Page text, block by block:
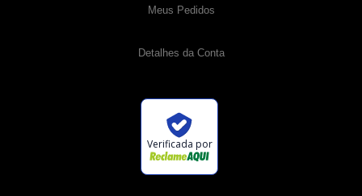
Meus Pedidos
Detalhes da Conta
Verificada por